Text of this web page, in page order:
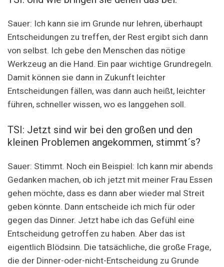
Sauer: Ich kann sie im Grunde nur lehren, überhaupt
Entscheidungen zu treffen, der Rest ergibt sich dann
von selbst. Ich gebe den Menschen das nötige
Werkzeug an die Hand. Ein paar wichtige Grundregeln.
Damit können sie dann in Zukunft leichter
Entscheidungen fällen, was dann auch heißt, leichter
führen, schneller wissen, wo es langgehen soll.
TSI: Jetzt sind wir bei den großen und den
kleinen Problemen angekommen, stimmt´s?
Sauer: Stimmt. Noch ein Beispiel: Ich kann mir abends
Gedanken machen, ob ich jetzt mit meiner Frau Essen
gehen möchte, dass es dann aber wieder mal Streit
geben könnte. Dann entscheide ich mich für oder
gegen das Dinner. Jetzt habe ich das Gefühl eine
Entscheidung getroffen zu haben. Aber das ist
eigentlich Blödsinn. Die tatsächliche, die große Frage,
die der Dinner-oder-nicht-Entscheidung zu Grunde